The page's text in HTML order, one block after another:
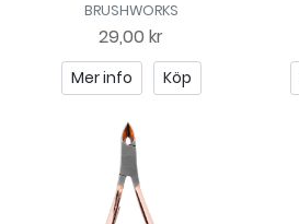
BRUSHWORKS
29,00 kr
Mer info Köp